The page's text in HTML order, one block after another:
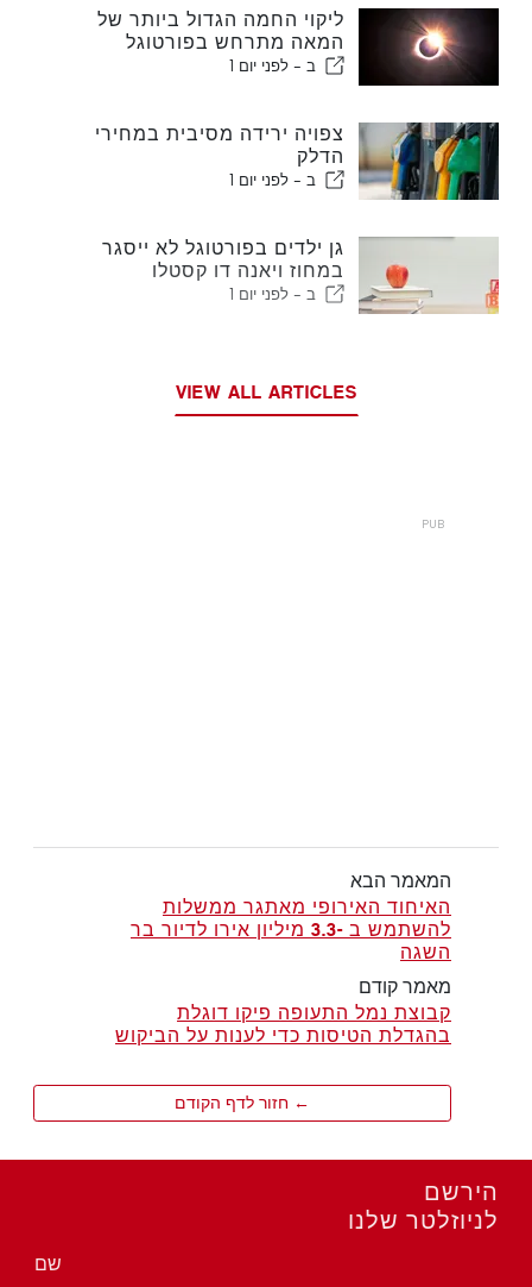
ליקוי החמה הגדול ביותר של
המאה מתרחש בפורטוגל
ב - לפני יום 1
צפויה ירידה מסיבית במחירי
הדלק
ב - לפני יום 1
גן ילדים בפורטוגל לא ייסגר
במחוז ויאנה דו קסטלו
ב - לפני יום 1
VIEW ALL ARTICLES
המאמר הבא
האיחוד האירופי מאתגר ממשלות
להשתמש ב -3.3 מיליון אירו לדיור בר
השגה
מאמר קודם
קבוצת נמל התעופה פיקו דוגלת
בהגדלת הטיסות כדי לענות על הביקוש
← חזור לדף הקודם
הירשם
לניוזלטר שלנו
שם